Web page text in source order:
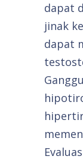
dapat
jinak
dapat